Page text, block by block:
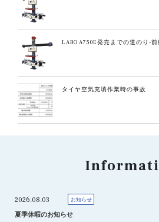
LABO A750E発売までの道のり-前
タイヤ空気充填作業時の事故
2026.08.03 お知らせ
夏季休暇のお知らせ